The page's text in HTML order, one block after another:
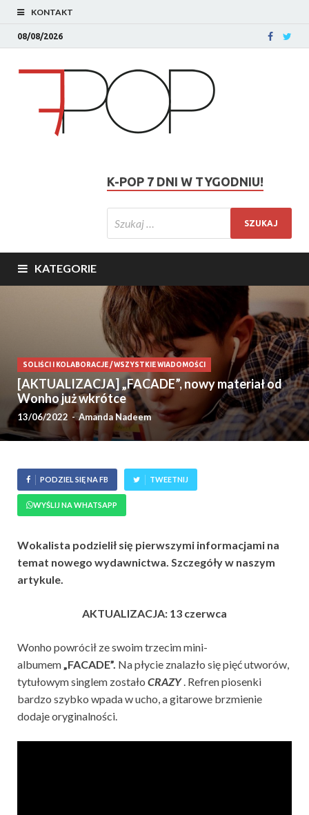
KONTAKT
08/08/2026
K-POP 7 DNI W TYGODNIU!
KATEGORIE
SOLIŚCI I KOLABORACJE/WSZYSTKIE WIADOMOŚCI
[AKTUALIZACJA] „FACADE”, nowy materiał od
Wonho już wkrótce
13/06/2022 -Amanda Nadeem
PODZIEL SIĘ NA FB TWEETNIJ
WYŚLIJ NA WHATSAPP
Wokalista podzielił się pierwszymi informacjami na
temat nowego wydawnictwa. Szczegóły w naszym
artykule.
AKTUALIZACJA: 13 czerwca
Wonho powrócił ze swoim trzecim mini-
albumem„FACADE”. Na płycie znalazło się pięć utworów,
tytułowym singlem zostało CRAZY. Refren piosenki
bardzo szybko wpada w ucho, a gitarowe brzmienie
dodaje oryginalności.